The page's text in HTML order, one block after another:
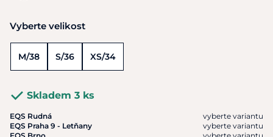
Vyberte velikost
M/38 S/36 XS/34
Skladem 3 ks
EQS Rudná
vyberte variantu
EQS Praha 9 - Letňany
vyberte variantu